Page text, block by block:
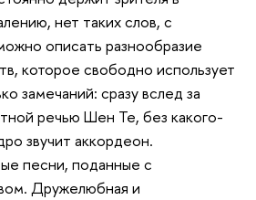
нет таких слов, с
описать разнообразие
которое свободно использует
замечаний: сразу вслед за
речью Шен Те, без какого-
звучит аккордеон.
песни, поданные с
Дружелюбная и